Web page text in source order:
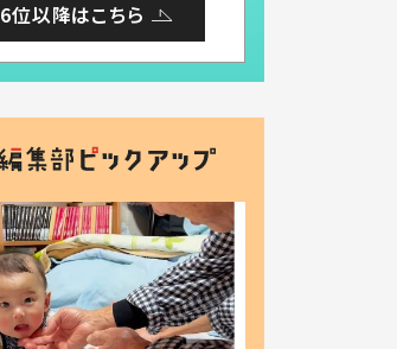
6位以降はこちら